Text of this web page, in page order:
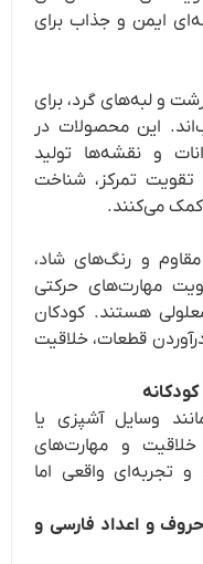
ایمن و جذاب برای
و لبه‌های گرد، برای
این محصولات در
و نقشه‌ها تولید
تقویت تمرکز، شناخت
کمک می‌کنند.
و رنگ‌های شاد،
مهارت‌های حرکتی
هستند. کودکان
قطعات، خلاقیت
وسایل آشپزی یا
و مهارت‌های
تجربه‌ای واقعی اما
و اعداد فارسی و